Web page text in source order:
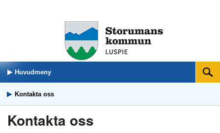
Huvudmeny Sök
Kontakta oss
Kontakta oss